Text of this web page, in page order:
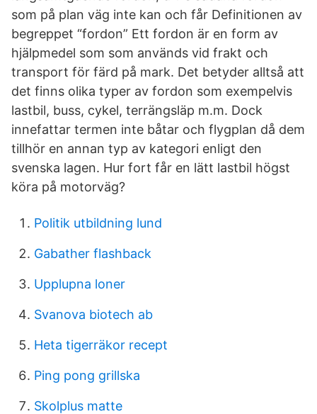
som på plan väg inte kan och får Definitionen av
begreppet “fordon” Ett fordon är en form av
hjälpmedel som som används vid frakt och
transport för färd på mark. Det betyder alltså att
det finns olika typer av fordon som exempelvis
lastbil, buss, cykel, terrängsläp m.m. Dock
innefattar termen inte båtar och flygplan då dem
tillhör en annan typ av kategori enligt den
svenska lagen. Hur fort får en lätt lastbil högst
köra på motorväg?
Politik utbildning lund
Gabather flashback
Upplupna loner
Svanova biotech ab
Heta tigerräkor recept
Ping pong grillska
Skolplus matte